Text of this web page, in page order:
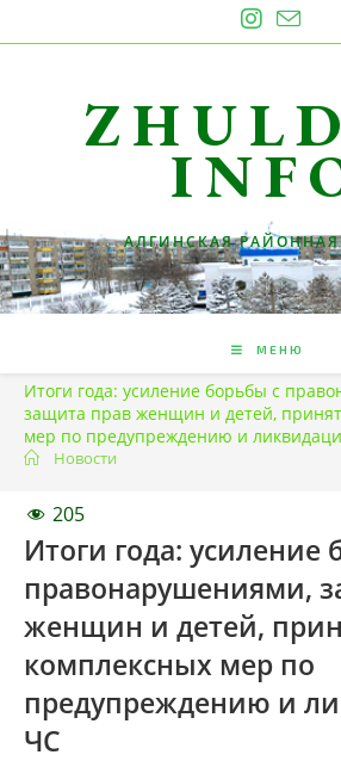
к
АЛГИНСКАЯ РАЙОННАЯ
МЕНЮ
Итоги года: усиление борьбы с
защита прав женщин и детей,
мер по предупреждению и
Новости
205
Итоги года: усиление
правонарушениями,
женщин и детей,
комплексных мер по
предупреждению и
ЧС